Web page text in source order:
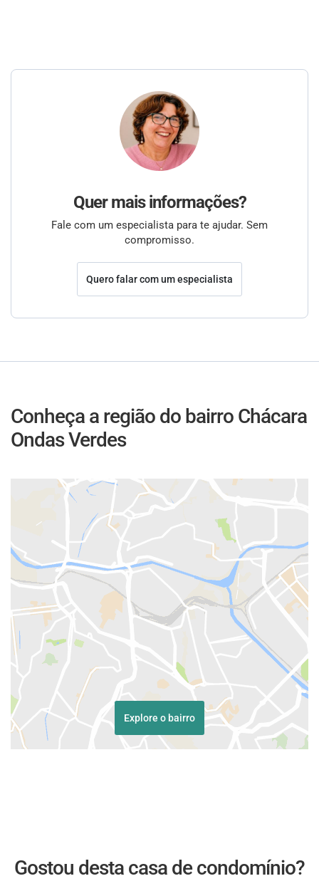
Quer mais informações?
Fale com um especialista para te ajudar. Sem
compromisso.
Quero falar com um especialista
Conheça a região do bairro Chácara
Ondas Verdes
Explore o bairro
Gostou desta casa de condomínio?